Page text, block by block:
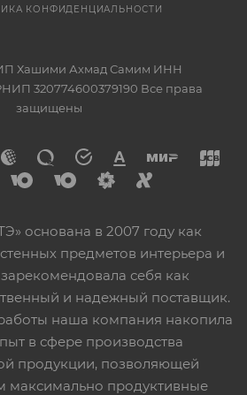
КОНФИДЕНЦИАЛЬНОСТИ
ИП Хашими Ахмад Самим ИНН
320774600379190 Все права
защищены
основана в 2007 году как
предметов интерьера и
себя как
и надежный поставщик.
наша компания накопила
в сфере производства
продукции, позволяющей
максимально продуктивные